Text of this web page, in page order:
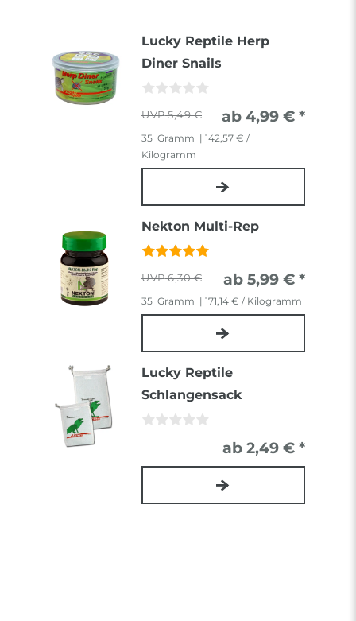
Lucky Reptile Herp
Diner Snails
5,49 € ab 4,99 € *
35 Gramm | 142,57 € /
Kilogramm
Nekton Multi-Rep
6,30 € ab 5,99 € *
35 Gramm | 171,14 € / Kilogramm
Lucky Reptile
Schlangensack
ab 2,49 € *